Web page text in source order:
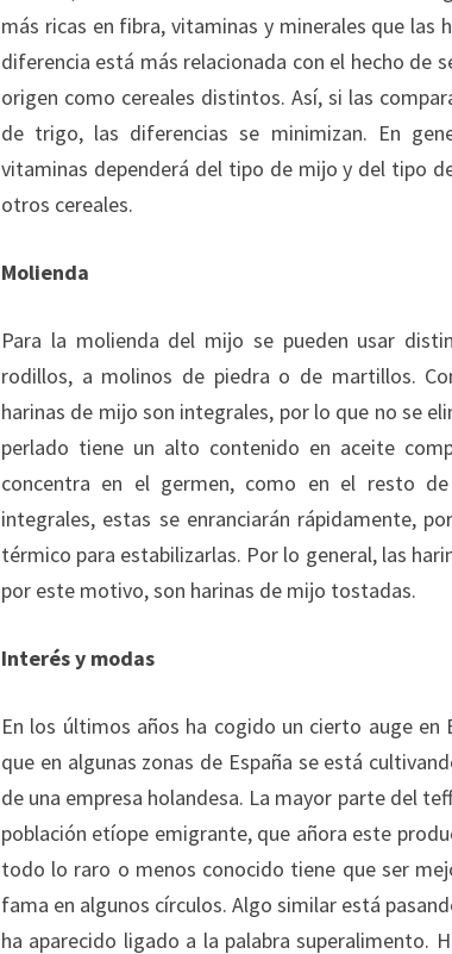
más ricas en fibra, vitaminas y minerales que las
diferencia está más relacionada con el hecho de
origen como cereales distintos. Así, si las
de trigo, las diferencias se minimizan. En
vitaminas dependerá del tipo de mijo y del tipo
otros cereales.
Molienda
Para la molienda del mijo se pueden usar
rodillos, a molinos de piedra o de martillos.
harinas de mijo son integrales, por lo que no se
perlado tiene un alto contenido en aceite
concentra en el germen, como en el resto
integrales, estas se enranciarán rápidamente,
térmico para estabilizarlas. Por lo general, las
por este motivo, son harinas de mijo tostadas.
Interés y modas
En los últimos años ha cogido un cierto auge en
que en algunas zonas de España se está
de una empresa holandesa. La mayor parte del
población etíope emigrante, que añora este
todo lo raro o menos conocido tiene que ser
fama en algunos círculos. Algo similar está
ha aparecido ligado a la palabra superalimento.